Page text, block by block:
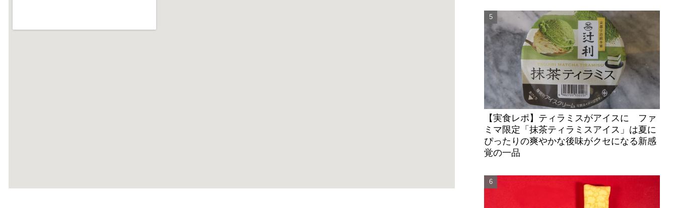
【実食レポ】ティラミスがアイスに ファ
ミマ限定「抹茶ティラミスアイス」は夏に
ぴったりの爽やかな後味がクセになる新感
覚の一品